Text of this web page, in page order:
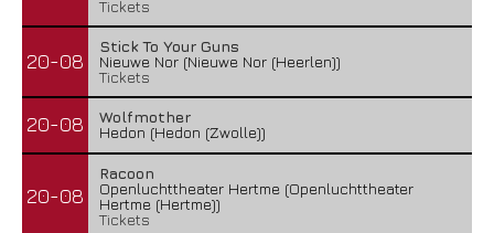
Tickets
20-08
Stick To Your Guns
Nieuwe Nor (Nieuwe Nor (Heerlen))
Tickets
20-08
Wolfmother
Hedon (Hedon (Zwolle))
20-08
Racoon
Openluchttheater Hertme (Openluchttheater
Hertme (Hertme))
Tickets